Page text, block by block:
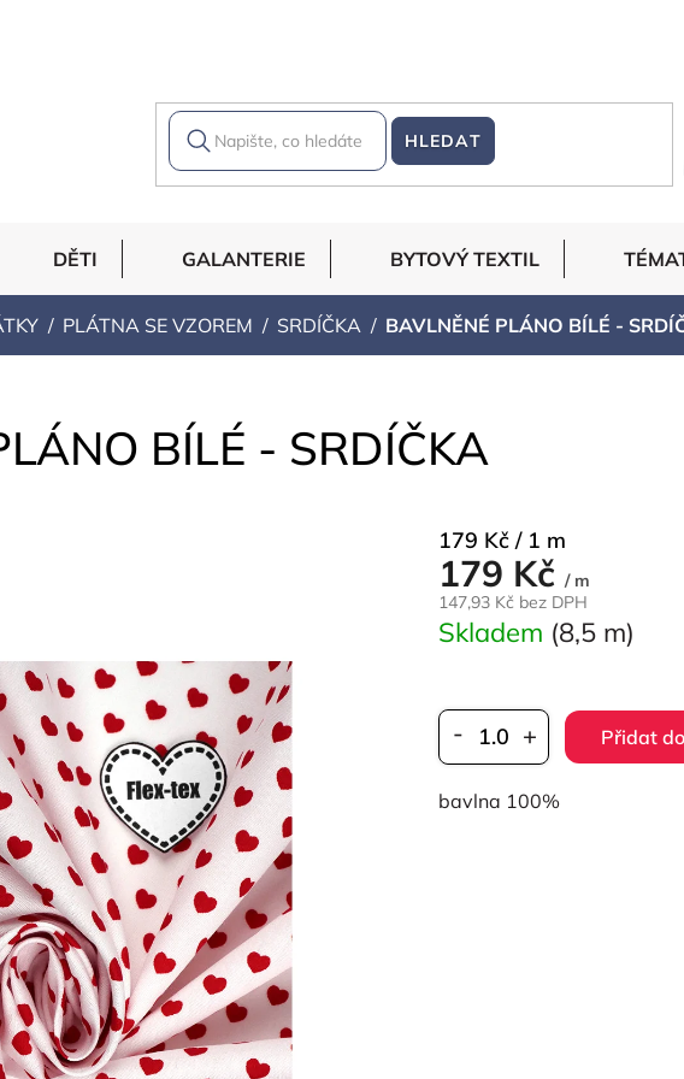
HLEDAT
DĚTI GALANTERIE BYTOVÝ TEXTIL
PLÁTNA SE VZOREM SRDÍČKA BAVLNĚNÉ PLÁNO BÍLÉ -
BÍLÉ - SRDÍČKA
179 Kč / m
147,93 Kč bez DPH
Měrná
cena:
179 Kč / 1 m
Skladem (8,5 m)
Přidat
bavlna 100%